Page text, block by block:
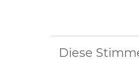
Diese